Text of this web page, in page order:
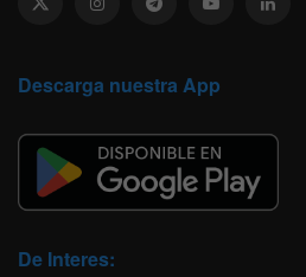
Descarga nuestra App
De Interes: